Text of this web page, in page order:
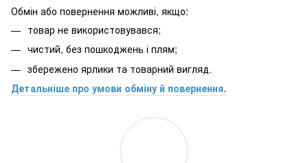
Обмін або повернення можливі, якщо:
товар не використовувався;
чистий, без пошкоджень і плям;
збережено ярлики та товарний вигляд.
Детальніше про умови обміну й повернення.